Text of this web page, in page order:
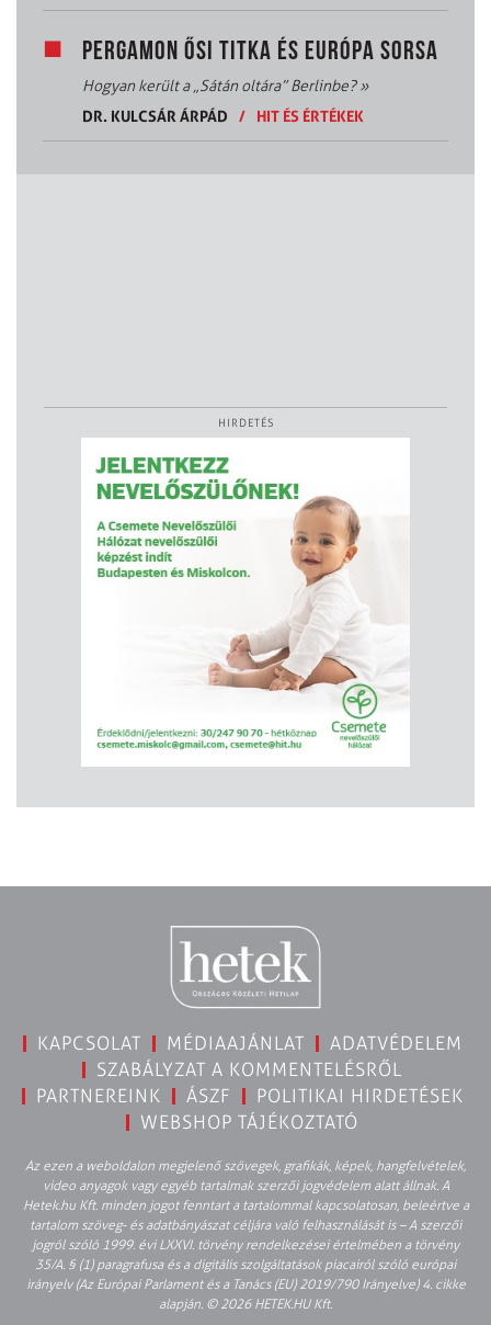
PERGAMON ŐSI TITKA ÉS EURÓPA SORSA
Hogyan került a „Sátán oltára” Berlinbe?»
DR. KULCSÁR ÁRPÁD
/ HIT ÉS ÉRTÉKEK
HIRDETÉS
KAPCSOLAT MÉDIAAJÁNLAT
ADATVÉDELEM
SZABÁLYZAT A KOMMENTELÉSRŐL
PARTNEREINK
ÁSZF
POLITIKAI HIRDETÉSEK
WEBSHOP TÁJÉKOZTATÓ
Az ezen a weboldalon megjelenő szövegek, grafikák, képek, hangfelvételek,
video anyagok vagy egyéb tartalmak szerzői jogvédelem alatt állnak. A
Hetek.hu Kft. minden jogot fenntart a tartalommal kapcsolatosan, beleértve a
tartalom szöveg- és adatbányászat céljára való felhasználását is – A szerzői
jogról szóló 1999. évi LXXVI. törvény rendelkezései értelmében a törvény
35/A. § (1) paragrafusa és a digitális szolgáltatások piacairól szóló európai
irányelv (Az Európai Parlament és a Tanács (EU) 2019/790 Irányelve) 4. cikke
alapján. © 2026 HETEK.HU Kft.